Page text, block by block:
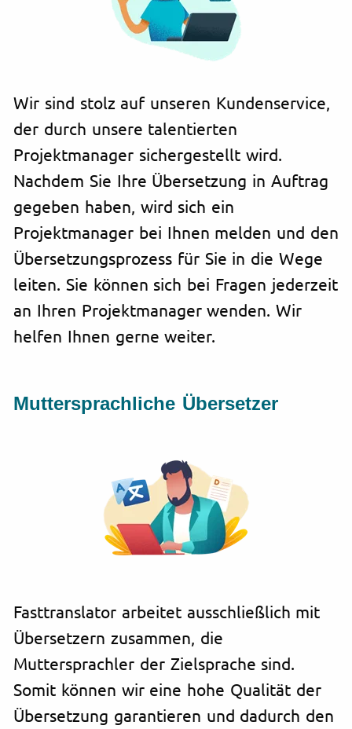
Wir sind stolz auf unseren Kundenservice,
der durch unsere talentierten
Projektmanager sichergestellt wird.
Nachdem Sie Ihre Übersetzung in Auftrag
gegeben haben, wird sich ein
Projektmanager bei Ihnen melden und den
Übersetzungsprozess für Sie in die Wege
leiten. Sie können sich bei Fragen jederzeit
an Ihren Projektmanager wenden. Wir
helfen Ihnen gerne weiter.
Muttersprachliche Übersetzer
Fasttranslator arbeitet ausschließlich mit
Übersetzern zusammen, die
Muttersprachler der Zielsprache sind.
Somit können wir eine hohe Qualität der
Übersetzung garantieren und dadurch den